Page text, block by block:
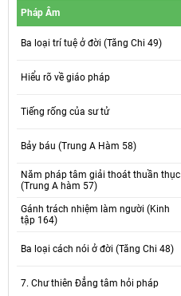
Pháp Âm
Ba loại trí tuệ ở đời (Tăng Chi 49)
Hiểu rõ về giáo pháp
Tiếng rống của sư tử
Bảy báu (Trung A Hàm 58)
Năm pháp tâm giải thoát thuần thục
(Trung A hàm 57)
Gánh trách nhiệm làm người (Kinh
tập 164)
Ba loại cách nói ở đời (Tăng Chi 48)
7. Chư thiên Đẳng tâm hỏi pháp